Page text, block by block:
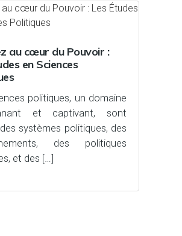
au cœur du Pouvoir :
en Sciences
politiques, un domaine
et captivant, sont
systèmes politiques, des
des politiques
et des […]